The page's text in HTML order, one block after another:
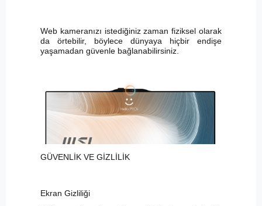
Web kameranızı istediğiniz zaman fiziksel olarak
da örtebilir, böylece dünyaya hiçbir endişe
yaşamadan güvenle bağlanabilirsiniz.
GÜVENLİK VE GİZLİLİK
Ekran Gizliliği